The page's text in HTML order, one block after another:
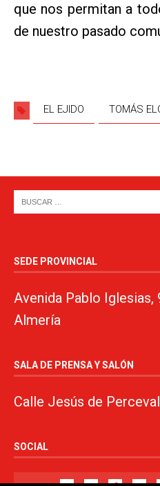
que nos permitan a
de nuestro pasado
EL EJIDO TOMÁS
SEDE PROVINCIAL
Avenida Pablo Iglesias,
Almería
SALA DE PRENSA Y SALÓN
Calle Jesús de
SOCIAL